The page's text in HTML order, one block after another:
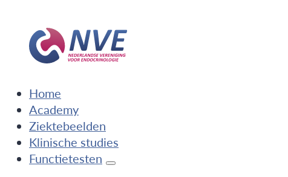
Home
Academy
Ziektebeelden
Klinische studies
Functietesten